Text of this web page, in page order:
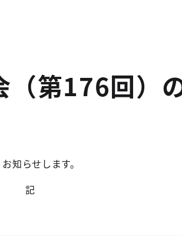
第176回）
知らせします。
記